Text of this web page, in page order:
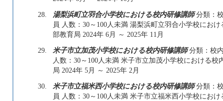
28.
湯梨浜町立羽合小学校における校内研修講師分類：
員 人数：30～100人未満 湯梨浜町立羽合小学校にお
部教育局 2024年 6月 ～ 2025年 11月
29.
米子市立加茂小学校における校内研修講師分類：校
人数：30～100人未満 米子市立加茂小学校における
局 2024年 5月 ～ 2025年 2月
30.
米子市立福米西小学校における校内研修講師分類：
員 人数：30～100人未満 米子市立福米西小学校にお